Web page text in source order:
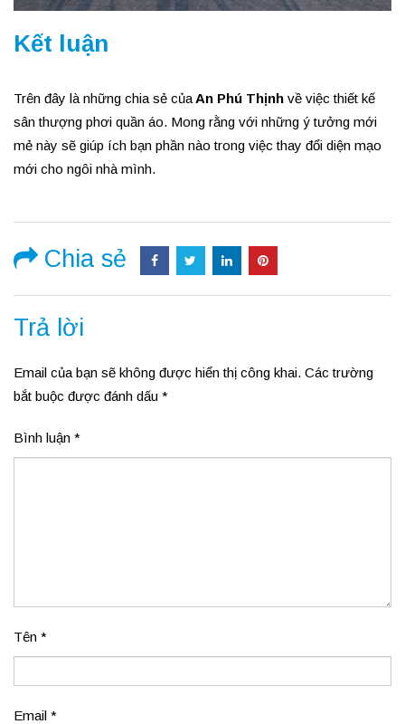
Kết luận
Trên đây là những chia sẻ của An Phú Thịnh về việc thiết kế
sân thượng phơi quần áo. Mong rằng với những ý tưởng mới
mẻ này sẽ giúp ích bạn phần nào trong việc thay đổi diện mạo
mới cho ngôi nhà mình.
Chia sẻ
Trả lời
Email của bạn sẽ không được hiển thị công khai. Các trường
bắt buộc được đánh dấu *
Bình luận *
Tên *
Email *